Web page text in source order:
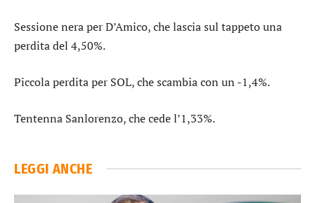
Sessione nera perD’Amico, che lascia sul tappeto una
perdita del 4,50%.
Piccola perdita per SOL, che scambia con un -1,4%.
Tentenna Sanlorenzo, che cede l’1,33%.
LEGGI ANCHE